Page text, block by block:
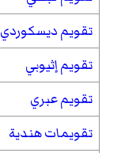
تقويم ديسكوردي
تقويم إثيوبي
تقويم عبري
تقويمات هندية